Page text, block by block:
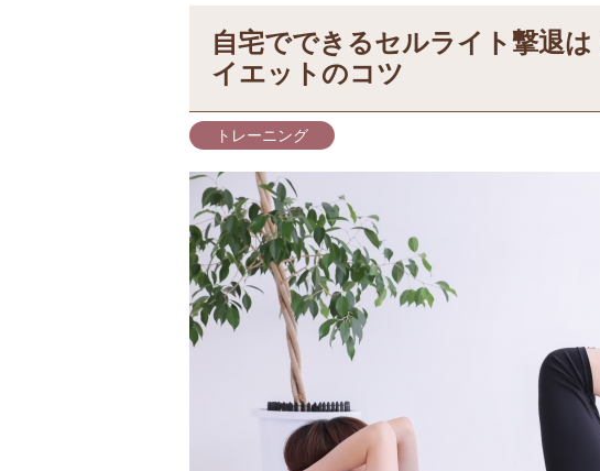
自宅でできるセルライト撃退
イエットのコツ
トレーニング